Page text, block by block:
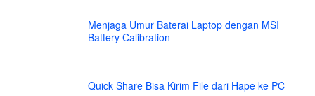
Menjaga Umur Baterai Laptop dengan MSI
Battery Calibration
Quick Share Bisa Kirim File dari Hape ke PC